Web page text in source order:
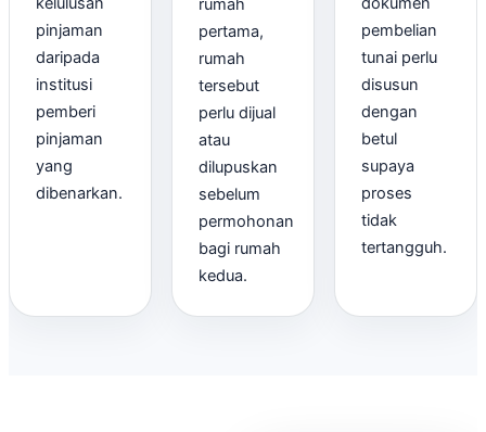
pinjaman
daripada
institusi
pemberi
pinjaman
yang
dibenarkan.
rumah
pertama,
rumah
tersebut
perlu dijual
atau
dilupuskan
sebelum
permohonan
bagi rumah
kedua.
pembelian
tunai perlu
disusun
dengan
betul
supaya
proses
tidak
tertangguh.